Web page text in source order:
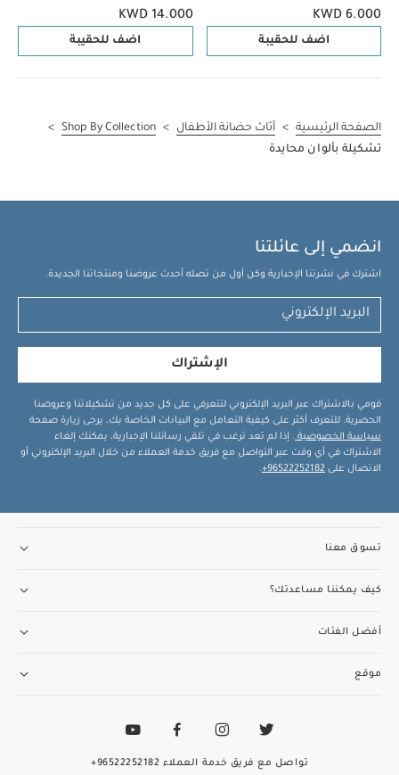
KWD 6.000
اضف للحقيبة
أبيض
KWD 14.000
اضف للحقيبة
الصفحة الرئيسية > أثاث حضانة الأطفال >
Shop By Collection
>
تشكيلة بألوان محايدة
انضمي إلى عائلتنا
اشترك في نشرتنا الإخبارية وكن أول من تصله أحدث عروضنا ومنتجاتنا الجديدة.
الإشتراك
قومي بالاشتراك عبر البريد الإلكتروني لتتعرفي على كل جديد من تشكيلاتنا وعروضنا
الحصرية. للتعرف أكثر على كيفية التعامل مع البيانات الخاصة بك، يرجى زيارة صفحة
سياسة الخصوصية . إذا لم تعد ترغب في تلقي رسائلنا الإخبارية، يمكنك إلغاء
الاشتراك في أي وقت عبر التواصل مع فريق خدمة العملاء من خلال البريد الإلكتروني أو
الاتصال على 96522252182+
.
تسوق معنا
كيف يمكننا مساعدتك؟
أفضل الفئات
موقع
تواصل مع فريق خدمة العملاء 96522252182+